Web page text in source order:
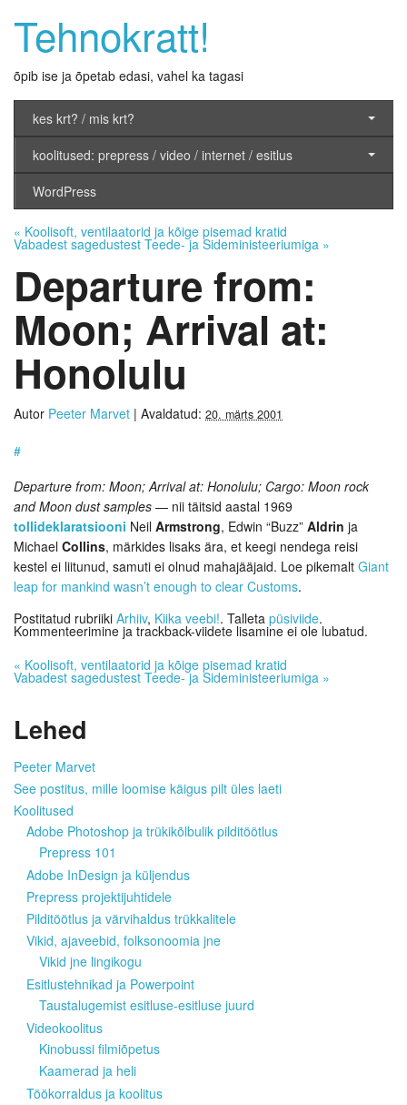
Tehnokratt!
õpib ise ja õpetab edasi, vahel ka tagasi
kes krt? / mis krt?
koolitused: prepress / video / internet / esitlus
WordPress
« Koolisoft, ventilaatorid ja kõige pisemad kratid
Vabadest sagedustest Teede- ja Sideministeeriumiga »
Departure from:
Moon; Arrival at:
Honolulu
Autor Peeter Marvet | Avaldatud: 20. märts 2001
#
Departure from: Moon; Arrival at: Honolulu; Cargo: Moon rock
and Moon dust samples — nii täitsid aastal 1969
tollideklaratsiooni Neil Armstrong, Edwin “Buzz” Aldrin ja
Michael Collins, märkides lisaks ära, et keegi nendega reisi
kestel ei liitunud, samuti ei olnud mahajääjaid. Loe pikemalt Giant
leap for mankind wasn’t enough to clear Customs.
Postitatud rubriiki Arhiiv, Kiika veebi!. Talleta püsiviide.
Kommenteerimine ja trackback-viidete lisamine ei ole lubatud.
« Koolisoft, ventilaatorid ja kõige pisemad kratid
Vabadest sagedustest Teede- ja Sideministeeriumiga »
Lehed
Peeter Marvet
See postitus, mille loomise käigus pilt üles laeti
Koolitused
Adobe Photoshop ja trükikõlbulik pilditöötlus
Prepress 101
Adobe InDesign ja küljendus
Prepress projektijuhtidele
Pilditöötlus ja värvihaldus trükkalitele
Vikid, ajaveebid, folksonoomia jne
Vikid jne lingikogu
Esitlustehnikad ja Powerpoint
Taustalugemist esitluse-esitluse juurd
Videokoolitus
Kinobussi filmiõpetus
Kaamerad ja heli
Töökorraldus ja koolitus